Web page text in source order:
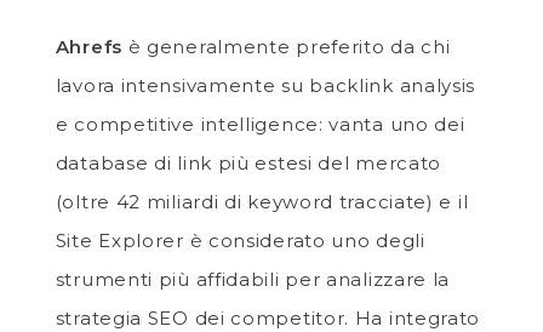
Ahrefs è generalmente preferito da chi
lavora intensivamente su backlink analysis
e competitive intelligence: vanta uno dei
database di link più estesi del mercato
(oltre 42 miliardi di keyword tracciate) e il
Site Explorer è considerato uno degli
strumenti più affidabili per analizzare la
strategia SEO dei competitor. Ha integrato